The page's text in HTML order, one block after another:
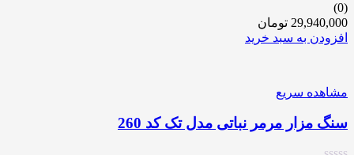
(0)
29,940,000 تومان
افزودن به سبد خرید
مشاهده سریع
سنگ مزار مرمر نباتی مدل تک کد 260